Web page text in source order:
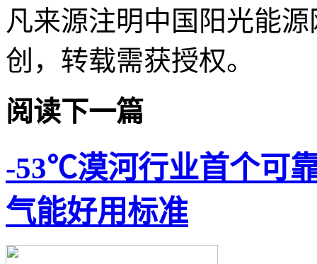
凡来源注明中国阳光能
创，转载需获授权。
阅读下一篇
-53℃漠河行业首个可
气能好用标准